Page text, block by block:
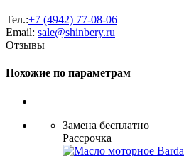
Тел.:+7 (4942) 77-08-06
Email: sale@shinbery.ru
Отзывы
Похожие по параметрам
Замена бесплатно
Рассрочка